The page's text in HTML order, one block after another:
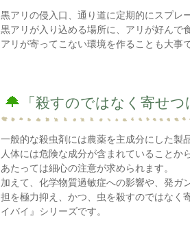
黒アリの侵入口、通り道に定期的にスプレ
黒アリが入り込める場所に、アリが好んで
アリが寄ってこない環境を作ることも大事で
「殺すのではなく寄せつ
一般的な殺虫剤には農薬を主成分にした製
人体には危険な成分が含まれていること
あたっては細心の注意が求められます。
加えて、化学物質過敏症への影響や、発ガ
担を極力抑え、かつ、虫を殺すのではなく
イバイ』シリーズです。